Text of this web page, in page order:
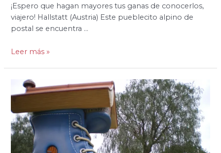
¡Espero que hagan mayores tus ganas de conocerlos,
viajero! Hallstatt (Austria) Este pueblecito alpino de
postal se encuentra …
Leer más »
Los
5
de
España
más